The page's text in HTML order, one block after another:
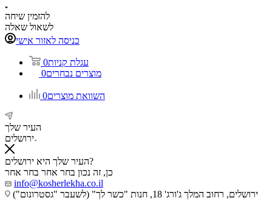
להזמין שיחה
לשאול שאלה
כניסה לאזור אישי
עגלת קניות0
מוצרים נבחרים0
השוואת מוצרים0
העיר שלך
ירושלים
העיר שלך היא ירושלים?
כן, זה נכון בחר אחר בחר אחר
info@kosherlekha.co.il
ירושלים, רחוב המלך ג'ורג' 18, חנות "כשר לך" (לשעבר "גסטרונום")